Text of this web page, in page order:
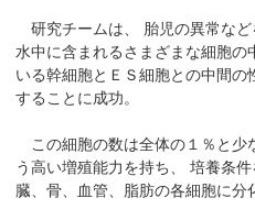
研究チームは、 胎児の異常な
水中に含まれるさまざまな細胞の
いる幹細胞とＥＳ細胞との中間の
することに成功。
この細胞の数は全体の１％と少
う高い増殖能力を持ち、 培養条
臓、骨、血管、脂肪の各細胞に分